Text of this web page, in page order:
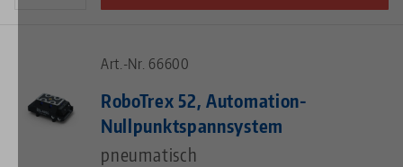
Art.-Nr. 66600
RoboTrex 52, Automation-
Nullpunktspannsystem
pneumatisch